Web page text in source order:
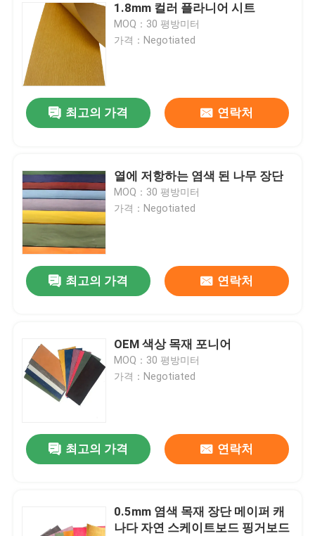
1.8mm 컬러 플라니어 시트
MOQ：30 평방미터
가격：Negotiated
최고의 가격 연락처
열에 저항하는 염색 된 나무 장단
MOQ：30 평방미터
가격：Negotiated
최고의 가격 연락처
OEM 색상 목재 포니어
MOQ：30 평방미터
가격：Negotiated
최고의 가격 연락처
0.5mm 염색 목재 장단 메이퍼 캐
나다 자연 스케이트보드 핑거보드